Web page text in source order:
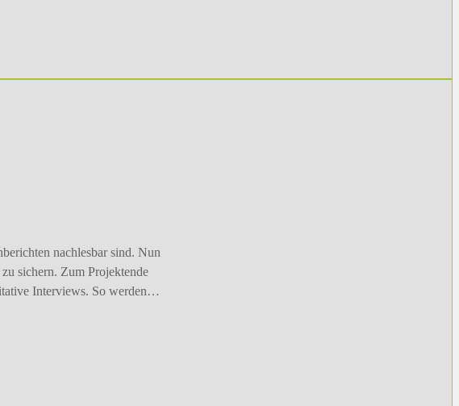
nachlesbar sind. Nun
sichern. Zum Projektende
Interviews. So werden…